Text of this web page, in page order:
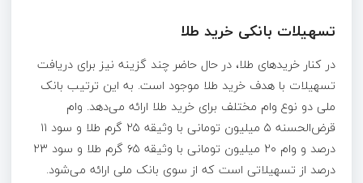
تسهیلات بانکی خرید طلا
در کنار خریدهای طلا، در حال حاضر چند گزینه نیز برای دریافت
تسهیلات با هدف خرید طلا موجود است. به این ترتیب بانک
ملی دو نوع وام مختلف برای خرید طلا ارائه می‌دهد. وام
قرض‌الحسنه ۵ میلیون تومانی با وثیقه ۲۵ گرم طلا و سود ۱۱
درصد و وام ۲۰ میلیون تومانی با وثیقه ۶۵ گرم طلا و سود ۲۳
درصد از تسهیلاتی است که از سوی بانک ملی ارائه می‌شود.